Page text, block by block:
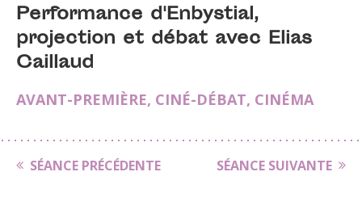
Performance d'Enbystial,
projection et débat avec Elias
Caillaud
AVANT-PREMIÈRE, CINÉ-DÉBAT, CINÉMA
SÉANCE PRÉCÉDENTE SÉANCE SUIVANTE